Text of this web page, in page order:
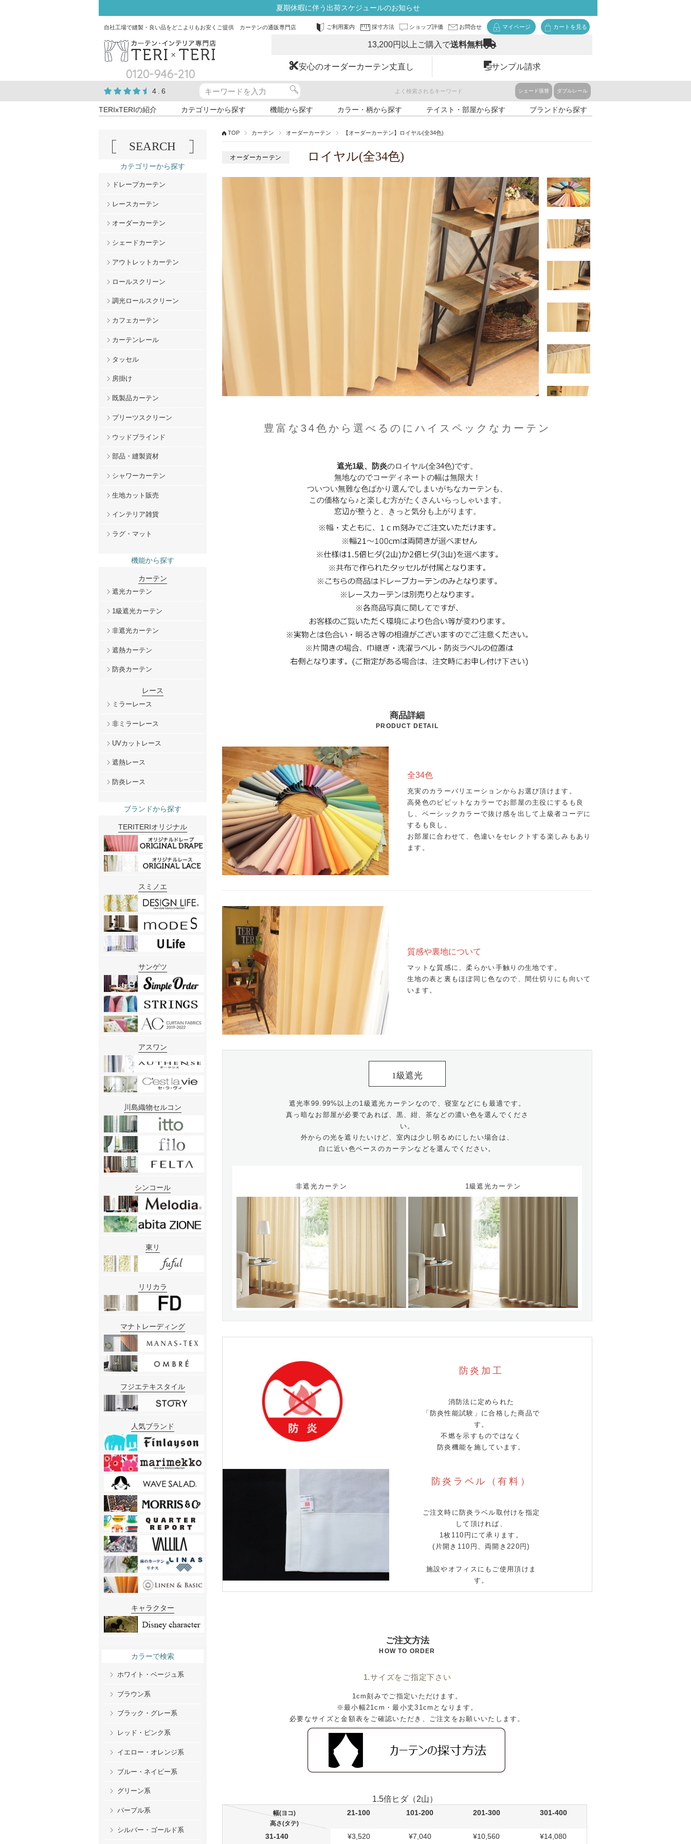
夏期休暇に伴う出荷スケジュールのお知らせ
自社工場で縫製・良い品をどこよりもお安くご提供 カーテンの通販専門店 ご利用案内 採寸方法 ショップ評価 お問合せ マイページ カートを見る
0120-946-210
13,200円以上ご購入で送料無料
安心のオーダーカーテン丈直し サンプル請求
4.6 よく検索されるキーワード シェード張替 ダブルレール
TERIxTERIの紹介 カテゴリーから探す 機能から探す カラー・柄から探す テイスト・部屋から探す ブランドから探す
TOP カーテン オーダーカーテン 【オーダーカーテン】ロイヤル(全34色)
豊富な34色から選べるのにハイスペックなカーテン
オーダーカーテン ロイヤル(全34色)
遮光1級、防炎のロイヤル(全34色)です。
無地なのでコーディネートの幅は無限大！
ついつい無難な色ばかり選んでしまいがちなカーテンも、
この価格なら♪と楽しむ方がたくさんいらっしゃいます。
窓辺が整うと、きっと気分も上がります。
ご注文方法
HOW TO ORDER
1.サイズをご指定下さい
1cm刻みでご指定いただけます。
※最小幅21cm・最小丈31cmとなります。
必要なサイズと金額表をご確認いただき、ご注文をお願いいたします。
1.5倍ヒダ（2山）
幅(ヨコ)
高さ(タテ)
21-100 101-200 201-300 301-400
31-140 ¥3,520 ¥7,040 ¥10,560 ¥14,080
商品詳細
PRODUCT DETAIL
全34色
充実のカラーバリエーションからお選び頂けます。
高発色のビビットなカラーでお部屋の主役にするも良
し、ベーシックカラーで抜け感を出して上級者コーデに
するも良し。
お部屋に合わせて、色違いをセレクトする楽しみもあり
ます。
質感や裏地について
マットな質感に、柔らかい手触りの生地です。
生地の表と裏もほぼ同じ色なので、間仕切りにも向いて
います。
1級遮光
遮光率99.99%以上の1級遮光カーテンなので、寝室などにも最適です。
真っ暗なお部屋が必要であれば、黒、紺、茶などの濃い色を選んでくださ
い。
外からの光を遮りたいけど、室内は少し明るめにしたい場合は、
白に近い色ベースのカーテンなどを選んでください。
非遮光カーテン 1級遮光カーテン
防炎加工
消防法に定められた
「防炎性能試験」に合格した商品で
す。
不燃を示すものではなく
防炎機能を施しています。
防炎ラベル（有料）
ご注文時に防炎ラベル取付けを指定
して頂ければ、
1枚110円にて承ります。
(片開き110円、両開き220円)
施設やオフィスにもご使用頂けま
す。
SEARCH
カテゴリーから探す
ドレープカーテン
レースカーテン
オーダーカーテン
シェードカーテン
アウトレットカーテン
ロールスクリーン
調光ロールスクリーン
カフェカーテン
カーテンレール
タッセル
房掛け
既製品カーテン
プリーツスクリーン
ウッドブラインド
部品・縫製資材
シャワーカーテン
生地カット販売
インテリア雑貨
ラグ・マット
機能から探す
カーテン
遮光カーテン
1級遮光カーテン
非遮光カーテン
遮熱カーテン
防炎カーテン
レース
ミラーレース
非ミラーレース
UVカットレース
遮熱レース
防炎レース
ブランドから探す
TERITERIオリジナル
スミノエ
サンゲツ
アスワン
川島織物セルコン
シンコール
東リ
リリカラ
マナトレーディング
フジエテキスタイル
人気ブランド
キャラクター
カラーで検索
ホワイト・ベージュ系
ブラウン系
ブラック・グレー系
レッド・ピンク系
イエロー・オレンジ系
ブルー・ネイビー系
グリーン系
パープル系
シルバー・ゴールド系